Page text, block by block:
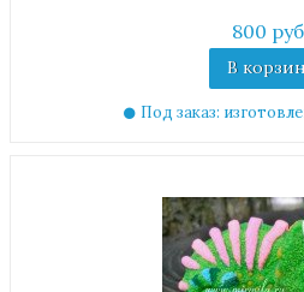
800
В
Под заказ: